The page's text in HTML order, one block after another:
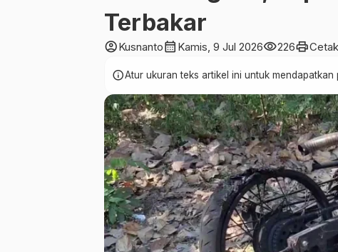
Terbakar
account_circleKusnantocalendar_month Kamis, 9 Jul 2026visibility226printCetak
infoAtur ukuran teks artikel ini untuk mendapatkan